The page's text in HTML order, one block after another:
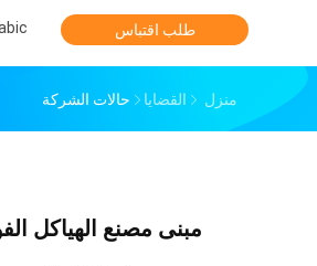
طلب اقتباس
منزل القضايا حالات الشركة
مبنى مصنع الهياكل